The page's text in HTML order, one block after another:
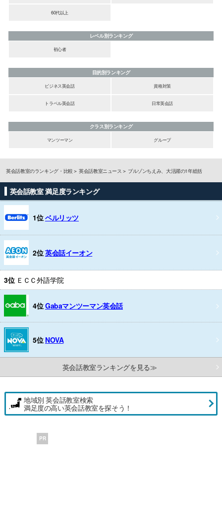
60代以上
レベル別ランキング
初心者
目的別ランキング
ビジネス英会話
資格対策
トラベル英会話 日常英会話
クラス別ランキング
マンツーマン
グループ
英会話教室のランキング・比較 英会話教室ニュース ブルゾンちえみ、大活躍の1年総括
英会話教室 満足度ランキング
1位ベルリッツ
2位英会話イーオン
3位 ＥＣＣ外語学院
4位Gabaマンツーマン英会話
5位 NOVA
英会話教室ランキングを見る≫
地域別 英会話教室検索
満足度の高い英会話教室を探そう！
PR